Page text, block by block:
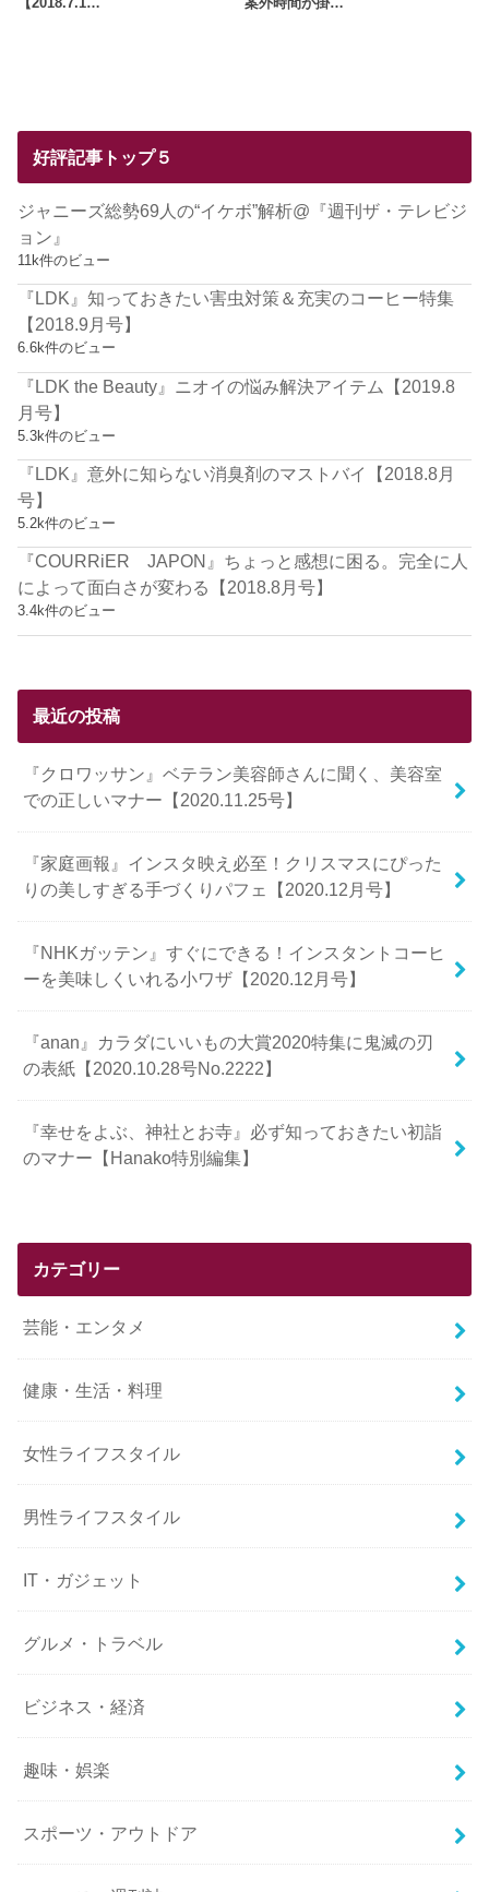
【2018.7.1…
案外時間が掛…
好評記事トップ５
ジャニーズ総勢69人の“イケボ”解析@『週刊ザ・テレビジ
ョン』
11k件のビュー
『LDK』知っておきたい害虫対策＆充実のコーヒー特集
【2018.9月号】
6.6k件のビュー
『LDK the Beauty』ニオイの悩み解決アイテム【2019.8
月号】
5.3k件のビュー
『LDK』意外に知らない消臭剤のマストバイ【2018.8月
号】
5.2k件のビュー
『COURRiER JAPON』ちょっと感想に困る。完全に人
によって面白さが変わる【2018.8月号】
3.4k件のビュー
最近の投稿
『クロワッサン』ベテラン美容師さんに聞く、美容室
での正しいマナー【2020.11.25号】
『家庭画報』インスタ映え必至！クリスマスにぴった
りの美しすぎる手づくりパフェ【2020.12月号】
『NHKガッテン』すぐにできる！インスタントコーヒ
ーを美味しくいれる小ワザ【2020.12月号】
『anan』カラダにいいもの大賞2020特集に鬼滅の刃
の表紙【2020.10.28号No.2222】
『幸せをよぶ、神社とお寺』必ず知っておきたい初詣
のマナー【Hanako特別編集】
カテゴリー
芸能・エンタメ
健康・生活・料理
女性ライフスタイル
男性ライフスタイル
IT・ガジェット
グルメ・トラベル
ビジネス・経済
趣味・娯楽
スポーツ・アウトドア